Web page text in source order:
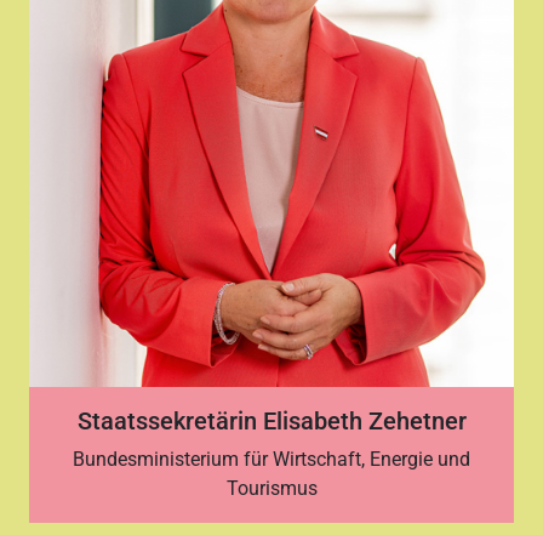
Staatssekretärin Elisabeth Zehetner
Bundesministerium für Wirtschaft, Energie und
Tourismus